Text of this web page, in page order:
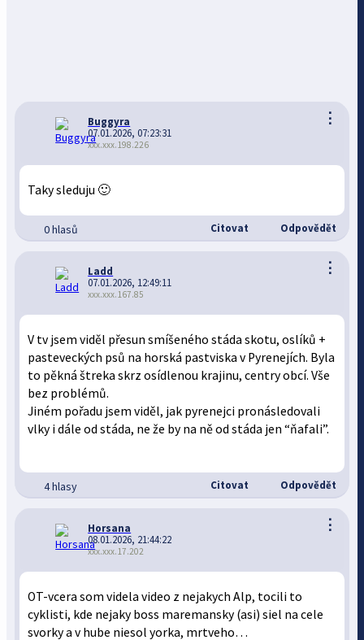
⋮
Buggyra
07.01.2026, 07:23:31
xxx.xxx.198.226
Taky sleduju 🙂
0 hlasů Citovat Odpovědět
⋮
Ladd
07.01.2026, 12:49:11
xxx.xxx.167.85
V tv jsem viděl přesun smíšeného stáda skotu, oslíků +
pasteveckých psů na horská pastviska v Pyrenejích. Byla
to pěkná štreka skrz osídlenou krajinu, centry obcí. Vše
bez problémů.
Jiném pořadu jsem viděl, jak pyrenejci pronásledovali
vlky i dále od stáda, ne že by na ně od stáda jen “ňafali”.
4 hlasy Citovat Odpovědět
⋮
Horsana
08.01.2026, 21:44:22
xxx.xxx.17.202
OT-vcera som videla video z nejakych Alp, tocili to
cyklisti, kde nejaky boss maremansky (asi) siel na cele
svorky a v hube niesol yorka, mrtveho…